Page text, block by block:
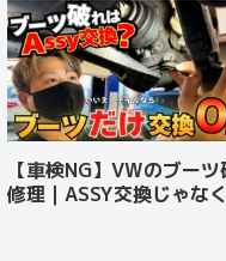
【車検NG】VWのブー
修理｜ASSY交換じゃな